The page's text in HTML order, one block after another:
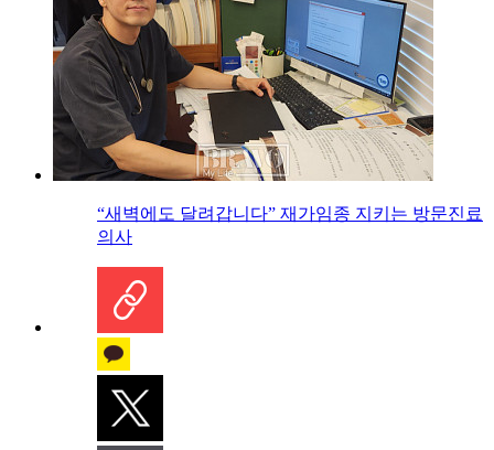
“새벽에도 달려갑니다” 재가임종 지키는 방문진료
의사